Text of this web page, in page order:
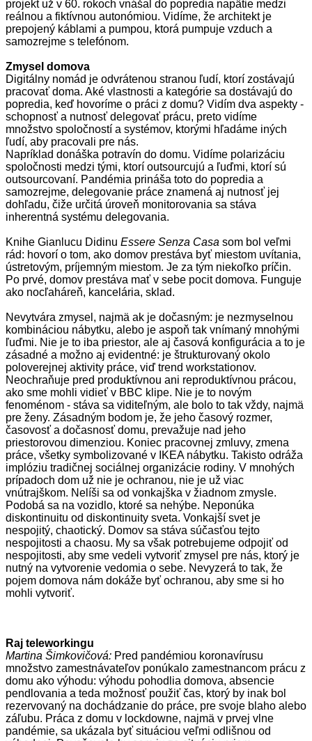
projekt už v 60. rokoch vnášal do popredia napätie medzi
reálnou a fiktívnou autonómiou. Vidíme, že architekt je
prepojený káblami a pumpou, ktorá pumpuje vzduch a
samozrejme s telefónom.
Zmysel domova
Digitálny nomád je odvrátenou stranou ľudí, ktorí zostávajú
pracovať doma. Aké vlastnosti a kategórie sa dostávajú do
popredia, keď hovoríme o práci z domu? Vidím dva aspekty -
schopnosť a nutnosť delegovať prácu, preto vidíme
množstvo spoločností a systémov, ktorými hľadáme iných
ľudí, aby pracovali pre nás.
Napríklad donáška potravín do domu. Vidíme polarizáciu
spoločnosti medzi tými, ktorí outsourcujú a ľuďmi, ktorí sú
outsourcovaní. Pandémia prináša toto do popredia a
samozrejme, delegovanie práce znamená aj nutnosť jej
dohľadu, čiže určitá úroveň monitorovania sa stáva
inherentná systému delegovania.
Knihe Gianlucu Didinu Essere Senza Casa som bol veľmi
rád: hovorí o tom, ako domov prestáva byť miestom uvítania,
ústretovým, príjemným miestom. Je za tým niekoľko príčin.
Po prvé, domov prestáva mať v sebe pocit domova. Funguje
ako nocľaháreň, kancelária, sklad.
Nevytvára zmysel, najmä ak je dočasným: je nezmyselnou
kombináciou nábytku, alebo je aspoň tak vnímaný mnohými
ľuďmi. Nie je to iba priestor, ale aj časová konfigurácia a to je
zásadné a možno aj evidentné: je štrukturovaný okolo
poloverejnej aktivity práce, viď trend workstationov.
Neochraňuje pred produktívnou ani reproduktívnou prácou,
ako sme mohli vidieť v BBC klipe. Nie je to novým
fenoménom - stáva sa viditeľným, ale bolo to tak vždy, najmä
pre ženy. Zásadným bodom je, že jeho časový rozmer,
časovosť a dočasnosť domu, prevažuje nad jeho
priestorovou dimenziou. Koniec pracovnej zmluvy, zmena
práce, všetky symbolizované v IKEA nábytku. Takisto odráža
implóziu tradičnej sociálnej organizácie rodiny. V mnohých
prípadoch dom už nie je ochranou, nie je už viac
vnútrajškom. Nelíši sa od vonkajška v žiadnom zmysle.
Podobá sa na vozidlo, ktoré sa nehýbe. Neponúka
diskontinuitu od diskontinuity sveta. Vonkajší svet je
nespojitý, chaotický. Domov sa stáva súčasťou tejto
nespojitosti a chaosu. My sa však potrebujeme odpojiť od
nespojitosti, aby sme vedeli vytvoriť zmysel pre nás, ktorý je
nutný na vytvorenie vedomia o sebe. Nevyzerá to tak, že
pojem domova nám dokáže byť ochranou, aby sme si ho
mohli vytvoriť.
Raj teleworkingu
Martina Šimkovičová: Pred pandémiou koronavírusu
množstvo zamestnávateľov ponúkalo zamestnancom prácu z
domu ako výhodu: výhodu pohodlia domova, absencie
pendlovania a teda možnosť použiť čas, ktorý by inak bol
rezervovaný na dochádzanie do práce, pre svoje blaho alebo
záľubu. Práca z domu v lockdowne, najmä v prvej vlne
pandémie, sa ukázala byť situáciou veľmi odlišnou od